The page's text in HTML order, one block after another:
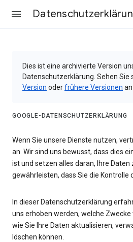
Dies ist eine archivierte Version
Datenschutzerklärung. Sehen Sie
Version oderfrühere Versionen an.
GOOGLE-DATENSCHUTZERKLÄRUNG
Wenn Sie unsere Dienste nutzen,
an. Wir sind uns bewusst, dass dies
ist und setzen alles daran, Ihre
gewährleisten, dass Sie die Kontrolle
In dieser Datenschutzerklärung
uns erhoben werden, welche
wie Sie Ihre Daten aktualisieren,
löschen können.